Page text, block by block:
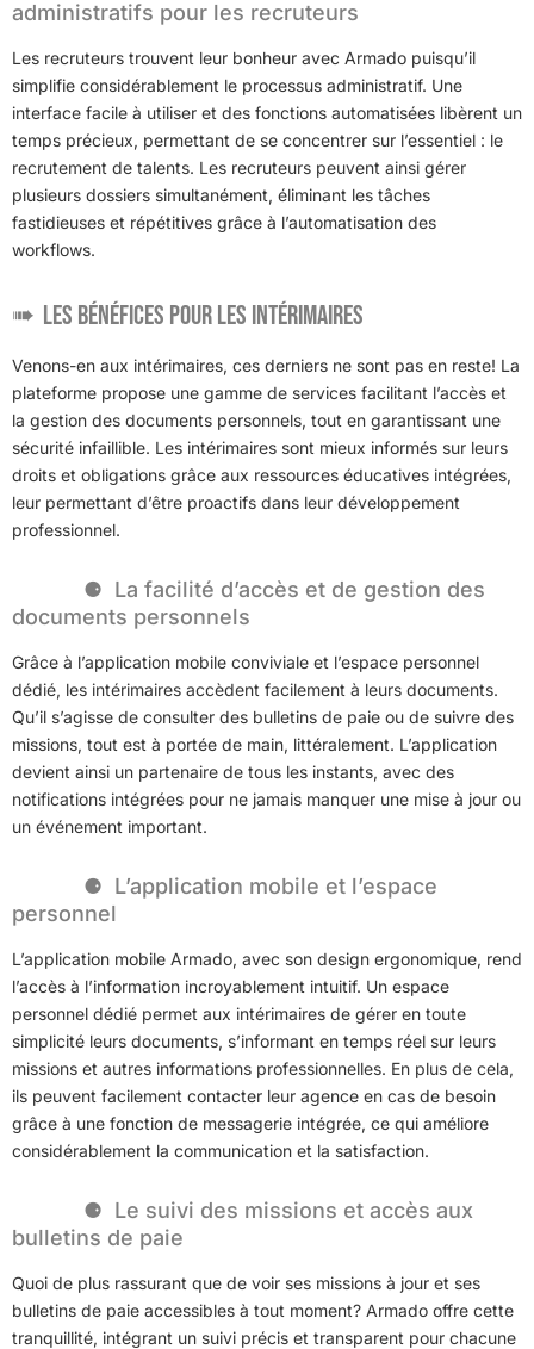
administratifs pour les recruteurs
Les recruteurs trouvent leur bonheur avec Armado puisqu’il
simplifie considérablement le processus administratif. Une
interface facile à utiliser et des fonctions automatisées libèrent un
temps précieux, permettant de se concentrer sur l’essentiel : le
recrutement de talents. Les recruteurs peuvent ainsi gérer
plusieurs dossiers simultanément, éliminant les tâches
fastidieuses et répétitives grâce à l’automatisation des
workflows.
Les bénéfices pour les intérimaires
Venons-en aux intérimaires, ces derniers ne sont pas en reste! La
plateforme propose une gamme de services facilitant l’accès et
la gestion des documents personnels, tout en garantissant une
sécurité infaillible. Les intérimaires sont mieux informés sur leurs
droits et obligations grâce aux ressources éducatives intégrées,
leur permettant d’être proactifs dans leur développement
professionnel.
La facilité d’accès et de gestion des
documents personnels
Grâce à l’application mobile conviviale et l’espace personnel
dédié, les intérimaires accèdent facilement à leurs documents.
Qu’il s’agisse de consulter des bulletins de paie ou de suivre des
missions, tout est à portée de main, littéralement. L’application
devient ainsi un partenaire de tous les instants, avec des
notifications intégrées pour ne jamais manquer une mise à jour ou
un événement important.
L’application mobile et l’espace
personnel
L’application mobile Armado, avec son design ergonomique, rend
l’accès à l’information incroyablement intuitif. Un espace
personnel dédié permet aux intérimaires de gérer en toute
simplicité leurs documents, s’informant en temps réel sur leurs
missions et autres informations professionnelles. En plus de cela,
ils peuvent facilement contacter leur agence en cas de besoin
grâce à une fonction de messagerie intégrée, ce qui améliore
considérablement la communication et la satisfaction.
Le suivi des missions et accès aux
bulletins de paie
Quoi de plus rassurant que de voir ses missions à jour et ses
bulletins de paie accessibles à tout moment? Armado offre cette
tranquillité, intégrant un suivi précis et transparent pour chacune